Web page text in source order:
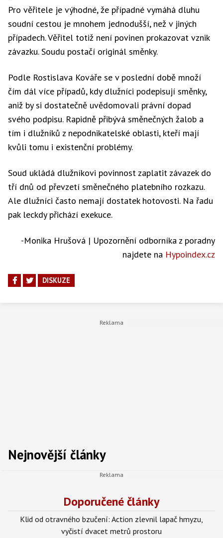
Pro věřitele je výhodné, že případné vymáhá dluhu
soudní cestou je mnohem jednodušší, než v jiných
případech. Věřitel totiž není povinen prokazovat vznik
závazku. Soudu postačí originál směnky.
Podle Rostislava Kováře se v poslední době množí
čím dál více případů, kdy dlužníci podepisují směnky,
aniž by si dostatečně uvědomovali právní dopad
svého podpisu. Rapidně přibývá směnečných žalob a
tím i dlužníků z nepodnikatelské oblasti, kteří mají
kvůli tomu i existenční problémy.
Soud ukládá dlužníkovi povinnost zaplatit závazek do
tří dnů od převzetí směnečného platebního rozkazu.
Ale dlužníci často nemají dostatek hotovosti. Na řadu
pak leckdy přichází exekuce.
-Monika Hrušová | Upozornění odborníka z poradny
najdete na Hypoindex.cz
DISKUZE
Nejnovější články
Doporučené články
Klid od otravného bzučení: Action zlevnil lapač hmyzu,
vyčistí dvacet metrů prostoru